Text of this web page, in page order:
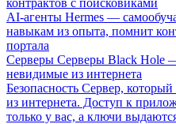
контрактов с поисковиками
AI-агенты Hermes —
навыкам из опыта, помнит
портала
Серверы Серверы Black Hole
невидимые из интернета
Безопасность Сервер,
из интернета. Доступ к
только у вас, а ключи